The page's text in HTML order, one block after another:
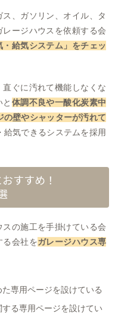
、ガソリン、オイル、タ
ージハウスを依頼する会
・給気システム」をチェッ
ぐに汚れて機能しなくな
体調不良や一酸化炭素中
の壁やシャッターが汚れて
気できるシステムを採用
すすめ！
の施工を手掛けている会
る会社をガレージハウス専
専用ページを設けている
る専用ページを設けてい